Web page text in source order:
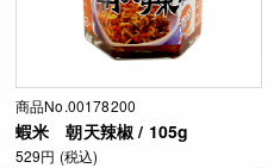
商品No.00178200
蝦米 朝天辣椒 / 105g
529円 (税込)